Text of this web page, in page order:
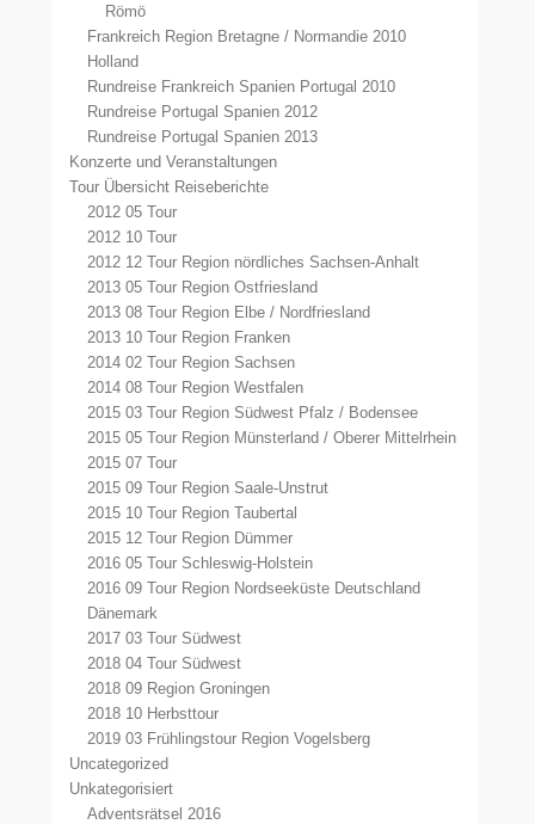
Römö
Frankreich Region Bretagne / Normandie 2010
Holland
Rundreise Frankreich Spanien Portugal 2010
Rundreise Portugal Spanien 2012
Rundreise Portugal Spanien 2013
Konzerte und Veranstaltungen
Tour Übersicht Reiseberichte
2012 05 Tour
2012 10 Tour
2012 12 Tour Region nördliches Sachsen-Anhalt
2013 05 Tour Region Ostfriesland
2013 08 Tour Region Elbe / Nordfriesland
2013 10 Tour Region Franken
2014 02 Tour Region Sachsen
2014 08 Tour Region Westfalen
2015 03 Tour Region Südwest Pfalz / Bodensee
2015 05 Tour Region Münsterland / Oberer Mittelrhein
2015 07 Tour
2015 09 Tour Region Saale-Unstrut
2015 10 Tour Region Taubertal
2015 12 Tour Region Dümmer
2016 05 Tour Schleswig-Holstein
2016 09 Tour Region Nordseeküste Deutschland
Dänemark
2017 03 Tour Südwest
2018 04 Tour Südwest
2018 09 Region Groningen
2018 10 Herbsttour
2019 03 Frühlingstour Region Vogelsberg
Uncategorized
Unkategorisiert
Adventsrätsel 2016